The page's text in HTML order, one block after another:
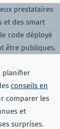
prestataires
et des smart
code déployé
être publiques.
planifier
conseils en
comparer les
et
surprises.